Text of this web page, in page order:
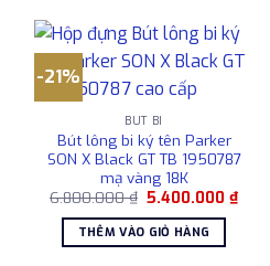
2.122.000 ₫.
-21%
BÚT BI
Bút lông bi ký tên Parker
SON X Black GT TB 1950787
mạ vàng 18K
6.800.000₫ Giá
là:
6.800.000 ₫.
5.400.000₫Giá
hiện
THÊM VÀO GIỎ HÀNG